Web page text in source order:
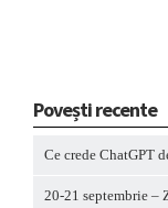
Povești recente
Ce crede ChatGPT
20-21 septembrie –